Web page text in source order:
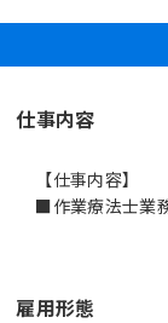
仕事内容
【仕事内容】
■作業療法士業
雇用形態